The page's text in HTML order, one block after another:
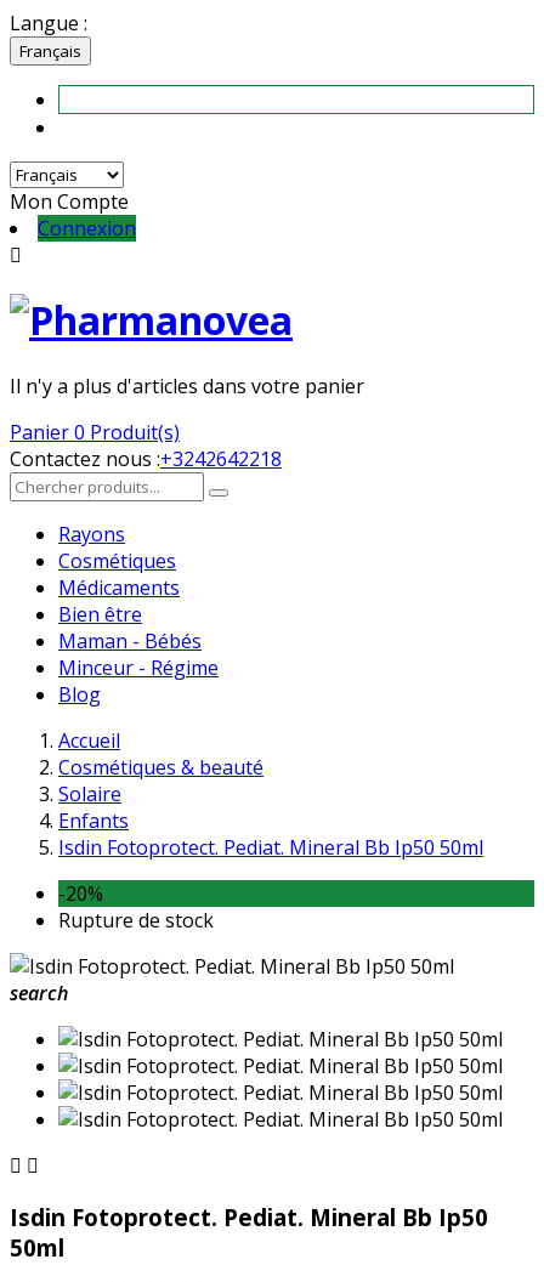
Langue :
Français
Mon Compte
Connexion

Il n'y a plus d'articles dans votre panier
Panier0 Produit(s)
Contactez nous :+3242642218
Rayons
Cosmétiques
Médicaments
Bien être
Maman - Bébés
Minceur - Régime
Blog
Accueil
Cosmétiques & beauté
Solaire
Enfants
Isdin Fotoprotect. Pediat. Mineral Bb Ip50 50ml
-20%
Rupture de stock
search
 
Isdin Fotoprotect. Pediat. Mineral Bb Ip50
50ml